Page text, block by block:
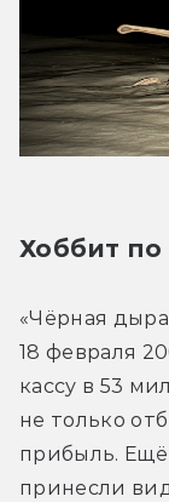
Хоббит
«Чёрная
18 февраля
кассу в 53
не только
прибыль. Ещё
принесли